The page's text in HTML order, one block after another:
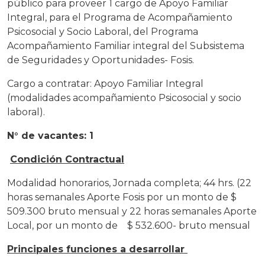
público para proveer 1 cargo de Apoyo Familiar
Integral, para el Programa de Acompañamiento
Psicosocial y Socio Laboral, del Programa
Acompañamiento Familiar integral del Subsistema
de Seguridades y Oportunidades- Fosis.
Cargo a contratar: Apoyo Familiar Integral
(modalidades acompañamiento Psicosocial y socio
laboral).
N° de vacantes: 1
Condición Contractual
Modalidad honorarios, Jornada completa; 44 hrs. (22
horas semanales Aporte Fosis por un monto de $
509.300 bruto mensual y 22 horas semanales Aporte
Local, por un monto de $ 532.600- bruto mensual
Principales funciones a desarrollar